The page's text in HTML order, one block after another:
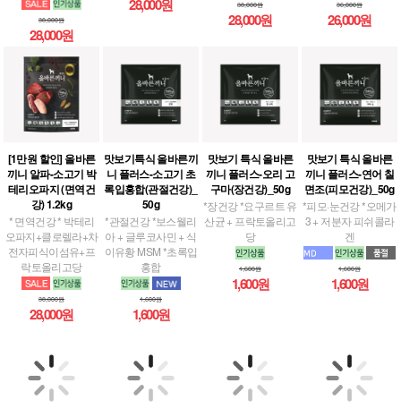
38,000원
28,000원
28,000원 38,000원
28,000원
36,000원
26,000원
[1만원 할인] 올바른
끼니 알파-소고기 박
테리오파지 (면역건
강) 1.2kg
* 면역건강 * 박테리
오파지+클로렐라+차
전자피식이섬유+프
락토올리고당
38,000원
28,000원
맛보기특식 올바른끼
니 플러스-소고기 초
록입홍합(관절건강)_
50g
*관절건강 *보스웰리
아 + 글루코사민 + 식
이유황 MSM *초록입
홍합
1,600원
1,600원
맛보기 특식 올바른
끼니 플러스-오리 고
구마(장건강)_50g
*장건강 *요구르트 유
산균 + 프락토올리고
당
1,600원
1,600원
맛보기 특식 올바른
끼니 플러스-연어 칠
면조(피모건강)_50g
*피모·눈건강 *오메가
3 + 저분자 피쉬콜라
겐
1,600원
1,600원